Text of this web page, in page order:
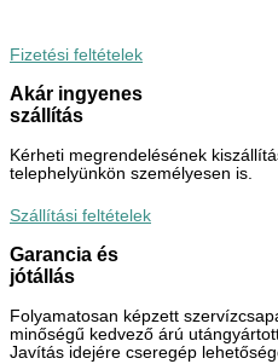
Fizetési feltételek
Akár ingyenes
szállítás
Kérheti megrendelésének
telephelyünkön személyesen is.
Szállítási feltételek
Garancia és
jótállás
Folyamatosan képzett
minőségű kedvező árú
Javítás idejére cseregép